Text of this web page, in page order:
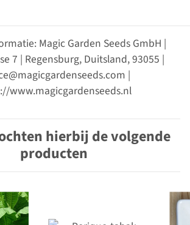
Magic Garden Seeds GmbH |
7 | Regensburg, Duitsland, 93055 |
|
www.magicgardenseeds.nl
hierbij de volgende
producten